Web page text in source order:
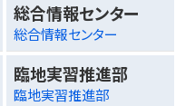
総合情報センター
総合情報センター
臨地実習推進部
臨地実習推進部